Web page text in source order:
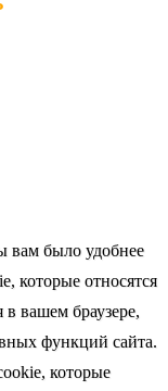
вам было удобнее
которые относятся
вашем браузере,
функций сайта.
которые